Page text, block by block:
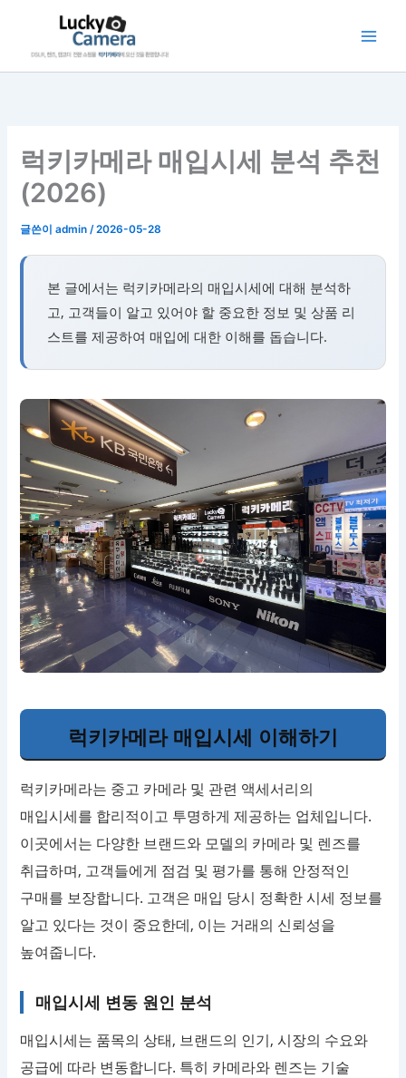
로
럭키카메라 매입시세 분석 추천
(2026)
글쓴이admin/2026-05-28
본 글에서는 럭키카메라의 매입시세에 대해 분석하
고, 고객들이 알고 있어야 할 중요한 정보 및 상품 리
스트를 제공하여 매입에 대한 이해를 돕습니다.
럭키카메라 매입시세 이해하기
럭키카메라는 중고 카메라 및 관련 액세서리의
매입시세를 합리적이고 투명하게 제공하는 업체입니다.
이곳에서는 다양한 브랜드와 모델의 카메라 및 렌즈를
취급하며, 고객들에게 점검 및 평가를 통해 안정적인
구매를 보장합니다. 고객은 매입 당시 정확한 시세 정보를
알고 있다는 것이 중요한데, 이는 거래의 신뢰성을
높여줍니다.
매입시세 변동 원인 분석
매입시세는 품목의 상태, 브랜드의 인기, 시장의 수요와
공급에 따라 변동합니다. 특히 카메라와 렌즈는 기술